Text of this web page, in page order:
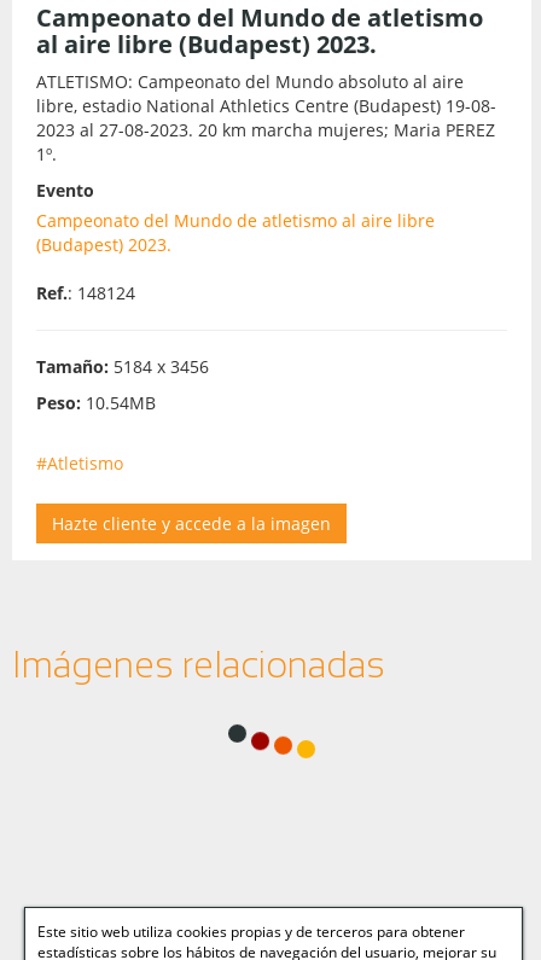
Campeonato del Mundo de atletismo
al aire libre (Budapest) 2023.
ATLETISMO: Campeonato del Mundo absoluto al aire
libre, estadio National Athletics Centre (Budapest) 19-08-
2023 al 27-08-2023. 20 km marcha mujeres; Maria PEREZ
1º.
Evento
Campeonato del Mundo de atletismo al aire libre
(Budapest) 2023.
Ref.: 148124
Tamaño: 5184 x 3456
Peso: 10.54MB
#Atletismo
Hazte cliente y accede a la imagen
Imágenes relacionadas
Este sitio web utiliza cookies propias y de terceros para obtener
estadísticas sobre los hábitos de navegación del usuario, mejorar su